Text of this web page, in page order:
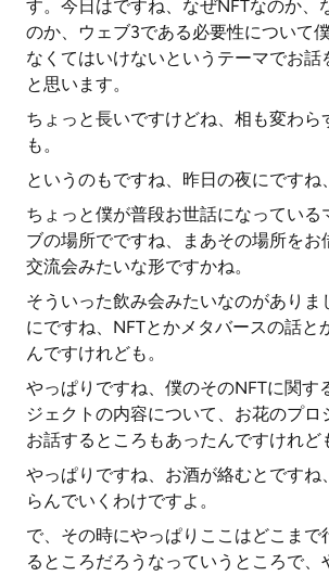
す。今日はですね、なぜNFTなのか、
のか、ウェブ3である必要性について
なくてはいけないというテーマでお話
と思います。
ちょっと長いですけどね、相も変わら
も。
というのもですね、昨日の夜にですね
ちょっと僕が普段お世話になっている
ブの場所でですね、まあその場所をお
交流会みたいな形ですかね。
そういった飲み会みたいなのがありま
にですね、NFTとかメタバースの話と
んですけれども。
やっぱりですね、僕のそのNFTに関す
ジェクトの内容について、お花のプロ
お話するところもあったんですけれど
やっぱりですね、お酒が絡むとですね
らんでいくわけですよ。
で、その時にやっぱりここはどこまで
るところだろうなっていうところで、